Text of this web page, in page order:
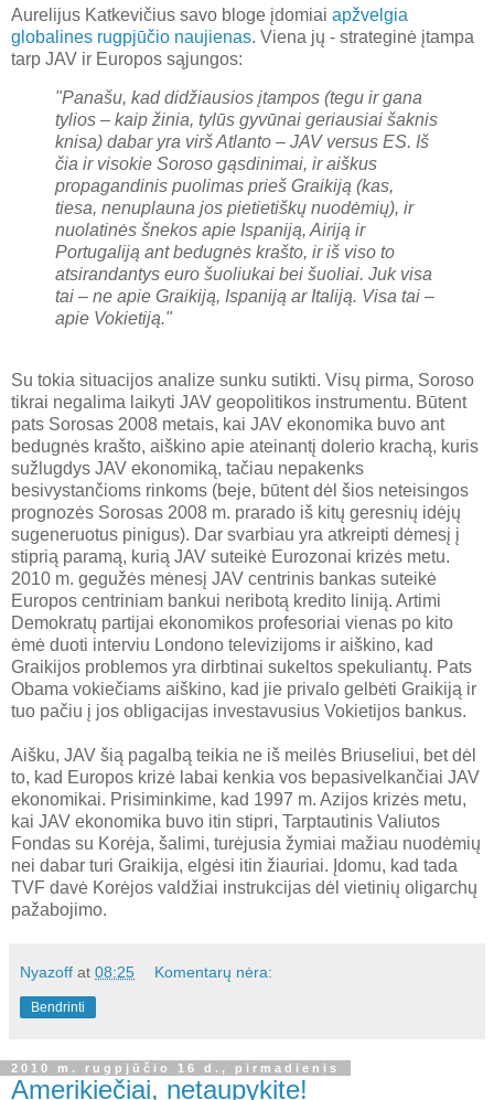
Aurelijus Katkevičius savo bloge įdomiai apžvelgia
globalines rugpjūčio naujienas. Viena jų - strateginė įtampa
tarp JAV ir Europos sąjungos:
"Panašu, kad didžiausios įtampos (tegu ir gana
tylios – kaip žinia, tylūs gyvūnai geriausiai šaknis
knisa) dabar yra virš Atlanto – JAV versus ES. Iš
čia ir visokie Soroso gąsdinimai, ir aiškus
propagandinis puolimas prieš Graikiją (kas,
tiesa, nenuplauna jos pietietiškų nuodėmių), ir
nuolatinės šnekos apie Ispaniją, Airiją ir
Portugaliją ant bedugnės krašto, ir iš viso to
atsirandantys euro šuoliukai bei šuoliai. Juk visa
tai – ne apie Graikiją, Ispaniją ar Italiją. Visa tai –
apie Vokietiją."
Su tokia situacijos analize sunku sutikti. Visų pirma, Soroso
tikrai negalima laikyti JAV geopolitikos instrumentu. Būtent
pats Sorosas 2008 metais, kai JAV ekonomika buvo ant
bedugnės krašto, aiškino apie ateinantį dolerio krachą, kuris
sužlugdys JAV ekonomiką, tačiau nepakenks
besivystančioms rinkoms (beje, būtent dėl šios neteisingos
prognozės Sorosas 2008 m. prarado iš kitų geresnių idėjų
sugeneruotus pinigus). Dar svarbiau yra atkreipti dėmesį į
stiprią paramą, kurią JAV suteikė Eurozonai krizės metu.
2010 m. gegužės mėnesį JAV centrinis bankas suteikė
Europos centriniam bankui neribotą kredito liniją. Artimi
Demokratų partijai ekonomikos profesoriai vienas po kito
ėmė duoti interviu Londono televizijoms ir aiškino, kad
Graikijos problemos yra dirbtinai sukeltos spekuliantų. Pats
Obama vokiečiams aiškino, kad jie privalo gelbėti Graikiją ir
tuo pačiu į jos obligacijas investavusius Vokietijos bankus.
Aišku, JAV šią pagalbą teikia ne iš meilės Briuseliui, bet dėl
to, kad Europos krizė labai kenkia vos bepasivelkančiai JAV
ekonomikai. Prisiminkime, kad 1997 m. Azijos krizės metu,
kai JAV ekonomika buvo itin stipri, Tarptautinis Valiutos
Fondas su Korėja, šalimi, turėjusia žymiai mažiau nuodėmių
nei dabar turi Graikija, elgėsi itin žiauriai. Įdomu, kad tada
TVF davė Korėjos valdžiai instrukcijas dėl vietinių oligarchų
pažabojimo.
Nyazoff at 08:25 Komentarų nėra:
Bendrinti
2010 m. rugpjūčio 16 d., pirmadienis
Amerikiečiai, netaupykite!